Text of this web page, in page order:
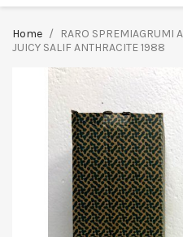
Home
RARO
JUICY SALIF ANTHRACITE 1988